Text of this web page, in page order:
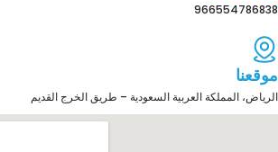
966554786838
موقعنا
الرياض، المملكة العربية السعودية – طريق الخرج القديم